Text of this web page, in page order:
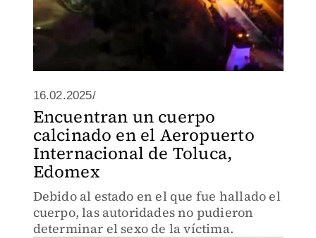
16.02.2025/
Encuentran un cuerpo
calcinado en el Aeropuerto
Internacional de Toluca,
Edomex
Debido al estado en el que fue hallado el
cuerpo, las autoridades no pudieron
determinar el sexo de la víctima.